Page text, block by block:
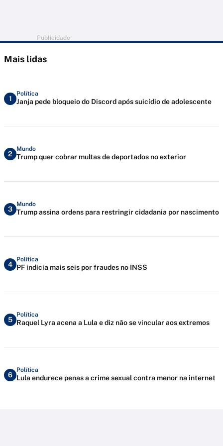
Publicidade
Mais lidas
1
Política
Janja pede bloqueio do Discord após suicídio de adolescente
2
Mundo
Trump quer cobrar multas de deportados no exterior
3
Mundo
Trump assina ordens para restringir cidadania por nascimento
4
Política
PF indicia mais seis por fraudes no INSS
5
Política
Raquel Lyra acena a Lula e diz não se vincular aos extremos
6
Política
Lula endurece penas a crime sexual contra menor na internet